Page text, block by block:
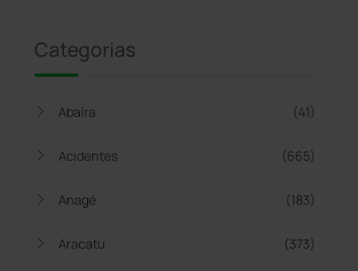
Categorias
Abaíra (41)
Acidentes (665)
Anagé (183)
Aracatu (373)